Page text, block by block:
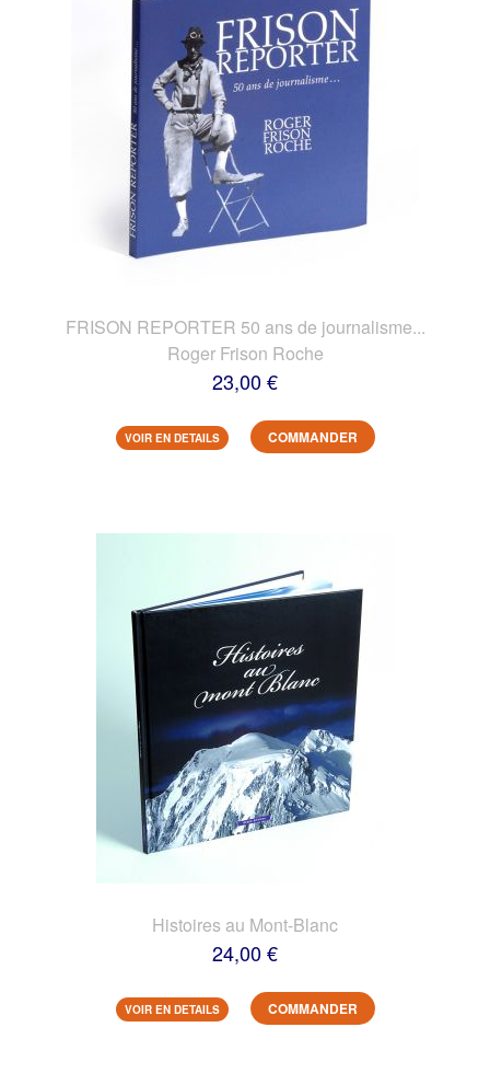
FRISON REPORTER 50 ans de journalisme...
Roger Frison Roche
23,00 €
VOIR EN DETAILS COMMANDER
Histoires au Mont-Blanc
24,00 €
VOIR EN DETAILS COMMANDER